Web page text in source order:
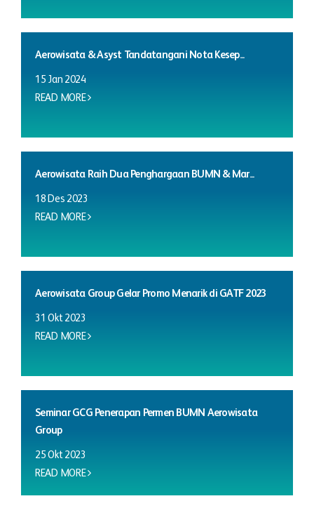
Aerowisata & Asyst Tandatangani Nota Kesep...
15 Jan 2024
READ MORE
Aerowisata Raih Dua Penghargaan BUMN & Mar...
18 Des 2023
READ MORE
Aerowisata Group Gelar Promo Menarik di GATF 2023
31 Okt 2023
READ MORE
Seminar GCG Penerapan Permen BUMN Aerowisata
Group
25 Okt 2023
READ MORE